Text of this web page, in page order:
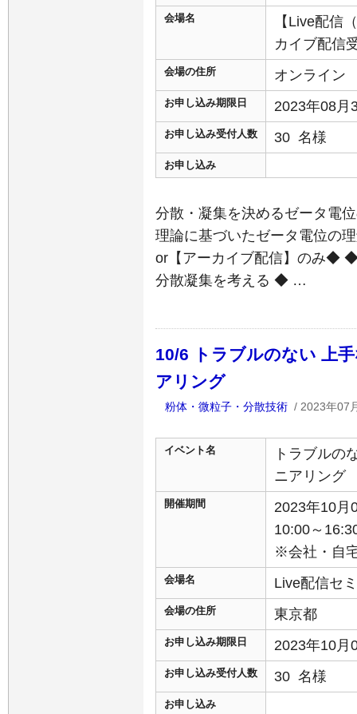
会場名
【Live配信
カイブ配信
会場の住所 オンライン
お申し込み期限日 2023年08月
お申し込み受付人数 30 名様
お申し込み
分散・凝集を決めるゼータ電
理論に基づいたゼータ電位の
or【アーカイブ配信】のみ◆
分散凝集を考える ◆ …
10/6 トラブルのない 上
アリング
粉体・微粒子・分散技術 / 2023年07
イベント名
トラブルの
ニアリング
開催期間
2023年10月
10:00～
※会社・自
会場名 Live配信セ
会場の住所 東京都
お申し込み期限日 2023年10月
お申し込み受付人数 30 名様
お申し込み